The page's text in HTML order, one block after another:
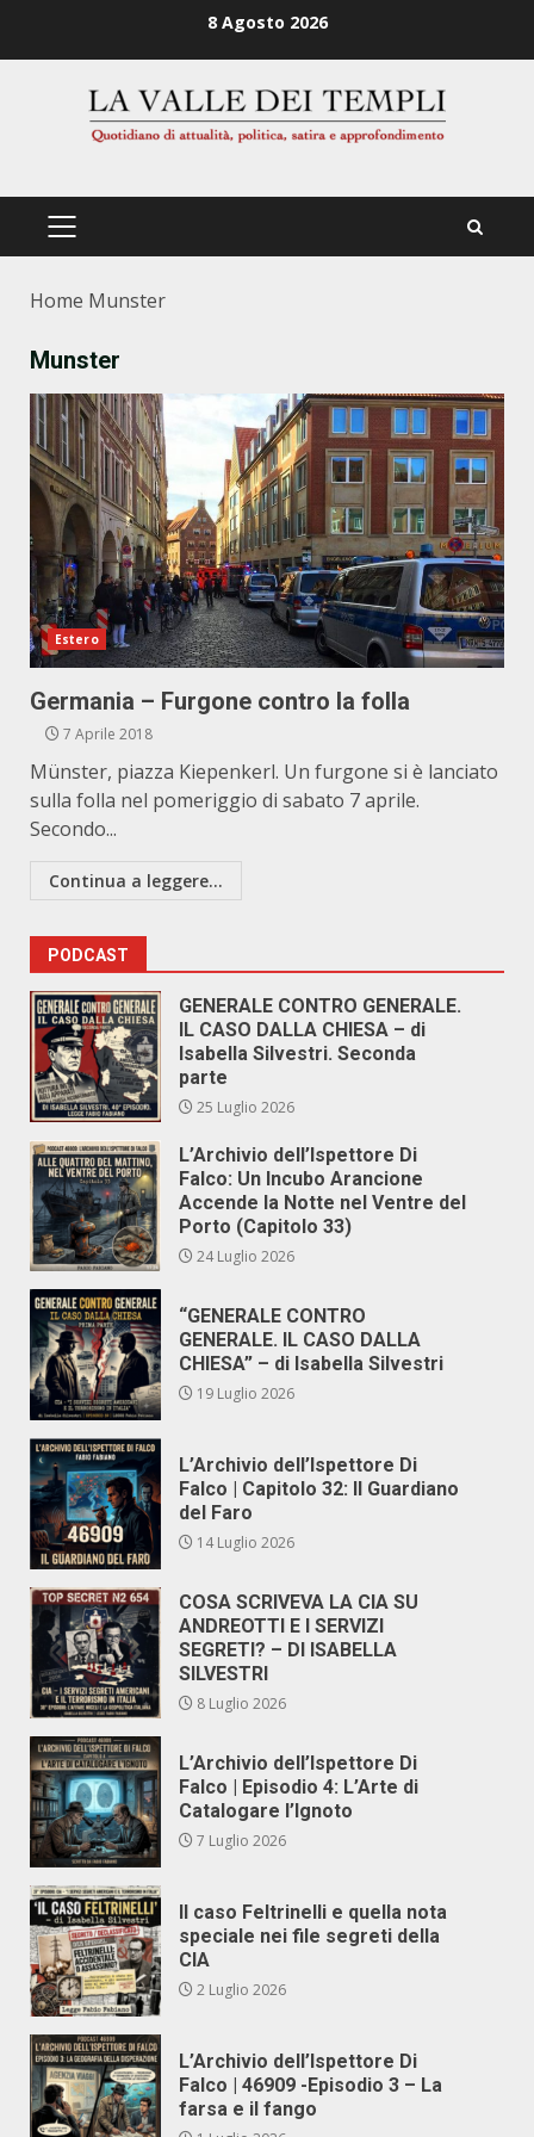
8 Agosto 2026
PRIMÄRES
Home Munster
Munster
Estero
Germania – Furgone contro la folla
7 Aprile 2018
Münster, piazza Kiepenkerl. Un furgone si è lanciato
sulla folla nel pomeriggio di sabato 7 aprile.
Secondo...
Continua a leggere...
PODCAST
GENERALE CONTRO GENERALE.
IL CASO DALLA CHIESA – di
Isabella Silvestri. Seconda
parte
25 Luglio 2026
L’Archivio dell’Ispettore Di
Falco: Un Incubo Arancione
Accende la Notte nel Ventre del
Porto (Capitolo 33)
24 Luglio 2026
“GENERALE CONTRO
GENERALE. IL CASO DALLA
CHIESA” – di Isabella Silvestri
19 Luglio 2026
L’Archivio dell’Ispettore Di
Falco | Capitolo 32: Il Guardiano
del Faro
14 Luglio 2026
COSA SCRIVEVA LA CIA SU
ANDREOTTI E I SERVIZI
SEGRETI? – DI ISABELLA
SILVESTRI
8 Luglio 2026
L’Archivio dell’Ispettore Di
Falco | Episodio 4: L’Arte di
Catalogare l’Ignoto
7 Luglio 2026
Il caso Feltrinelli e quella nota
speciale nei file segreti della
CIA
2 Luglio 2026
L’Archivio dell’Ispettore Di
Falco | 46909 -Episodio 3 – La
farsa e il fango